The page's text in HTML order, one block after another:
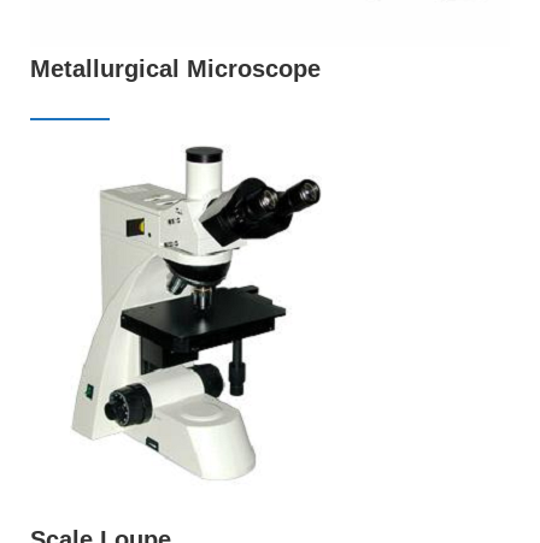
Metallurgical Microscope